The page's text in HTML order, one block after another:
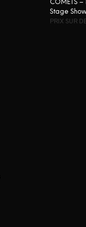
COMETS –
Stage
PRIX SUR